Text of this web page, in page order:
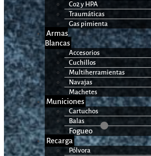
Co2 y HPA
Traumáticas
Gas pimienta
Armas
Blancas
Accesorios
Cuchillos
Multiherramientas
Navajas
Machetes
Municiones
Cartuchos
Balas
Fogueo
Recarga
Pólvora